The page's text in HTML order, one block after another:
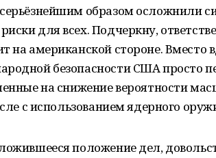
образом осложнили
для всех. Подчеркну,
на американской стороне. Вместо
безопасности США просто
на снижение вероятности
с использованием ядерного
положение дел,